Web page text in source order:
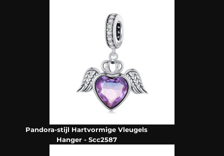
Pandora-stijl Hartvormige Vleugels
Hanger - Scc2587